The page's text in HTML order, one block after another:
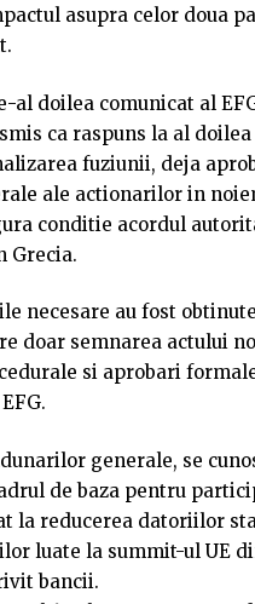
asupra celor doua
al doilea comunicat al
ca raspuns la al
fuziunii, deja
ale actionarilor in
conditie acordul
Grecia.
necesare au fost
doar semnarea actului
si aprobari
generale, se
de baza pentru
la reducerea datoriilor
luate la summit-ul UE
bancii.